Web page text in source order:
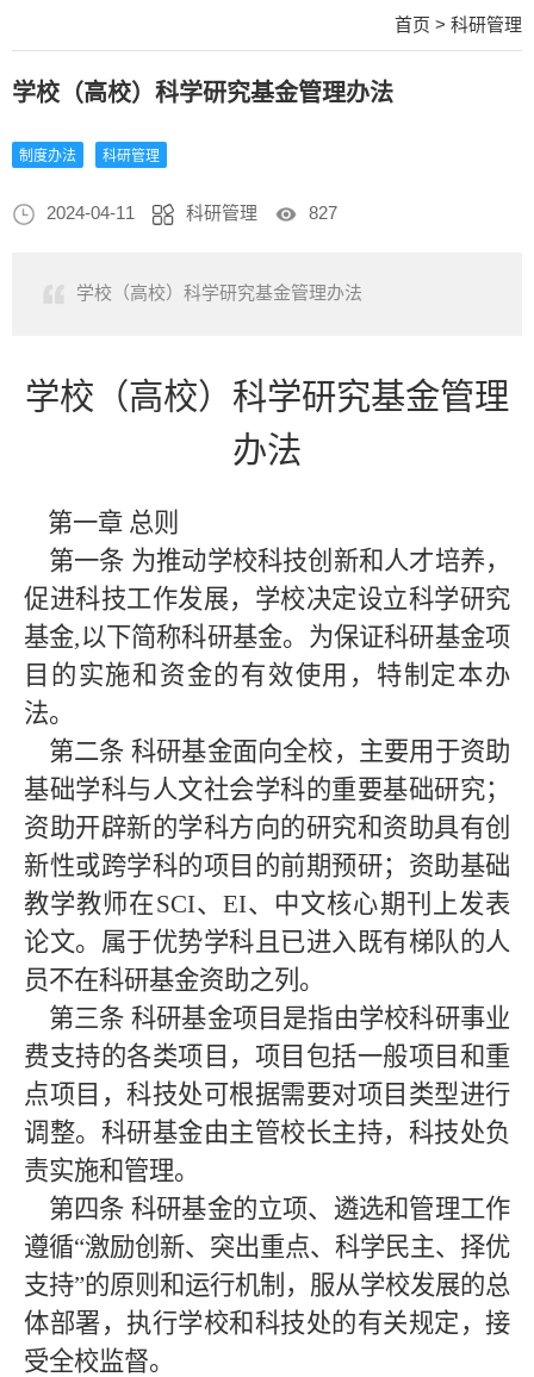
首页 > 科研管理
学校（高校）科学研究基金管理办法
制度办法 科研管理
2024-04-11 科研管理 827
学校（高校）科学研究基金管理办法
学校（高校）科学研究基金管理
办法
第一章 总则
第一条 为推动学校科技创新和人才培养，
促进科技工作发展，学校决定设立科学研究
基金,以下简称科研基金。为保证科研基金项
目的实施和资金的有效使用，特制定本办
法。
第二条 科研基金面向全校，主要用于资助
基础学科与人文社会学科的重要基础研究；
资助开辟新的学科方向的研究和资助具有创
新性或跨学科的项目的前期预研；资助基础
教学教师在SCI、EI、中文核心期刊上发表
论文。属于优势学科且已进入既有梯队的人
员不在科研基金资助之列。
第三条 科研基金项目是指由学校科研事业
费支持的各类项目，项目包括一般项目和重
点项目，科技处可根据需要对项目类型进行
调整。科研基金由主管校长主持，科技处负
责实施和管理。
第四条 科研基金的立项、遴选和管理工作
遵循“激励创新、突出重点、科学民主、择优
支持”的原则和运行机制，服从学校发展的总
体部署，执行学校和科技处的有关规定，接
受全校监督。